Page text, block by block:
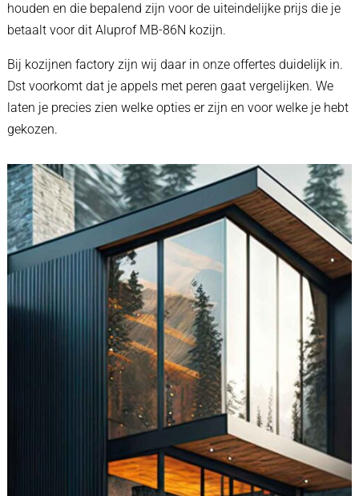
houden en die bepalend zijn voor de uiteindelijke prijs die je
betaalt voor dit Aluprof MB-86N kozijn.
Bij kozijnen factory zijn wij daar in onze offertes duidelijk in.
Dst voorkomt dat je appels met peren gaat vergelijken. We
laten je precies zien welke opties er zijn en voor welke je hebt
gekozen.